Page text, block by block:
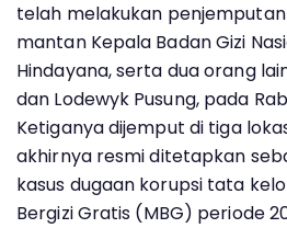
telah melakukan
mantan Kepala Badan Gizi
Hindayana, serta dua orang
dan Lodewyk Pusung, pada
Ketiganya dijemput di tiga
akhirnya resmi ditetapkan
kasus dugaan korupsi tata
Bergizi Gratis (MBG) periode